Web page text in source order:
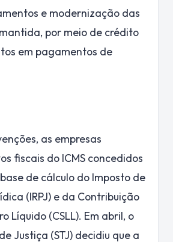
e modernização das
por meio de crédito
em pagamentos de
as empresas
fiscais do ICMS concedidos
de cálculo do Imposto de
(IRPJ) e da Contribuição
Líquido (CSLL). Em abril, o
Justiça (STJ) decidiu que a